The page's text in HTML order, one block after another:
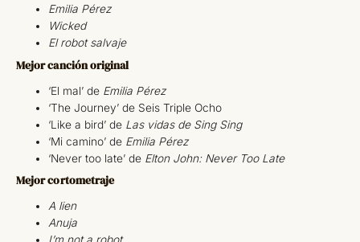
Emilia Pérez
Wicked
El robot salvaje
Mejor canción original
‘El mal’ de Emilia Pérez
‘The Journey’ de Seis Triple Ocho
‘Like a bird’ de Las vidas de Sing Sing
‘Mi camino’ de Emilia Pérez
‘Never too late’ de Elton John: Never Too Late
Mejor cortometraje
A lien
Anuja